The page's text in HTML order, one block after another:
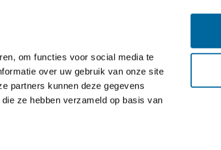
om functies voor social media te
over uw gebruik van onze site
partners kunnen deze gegevens
ze hebben verzameld op basis van